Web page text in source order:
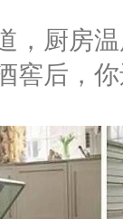
，厨房
窖后，